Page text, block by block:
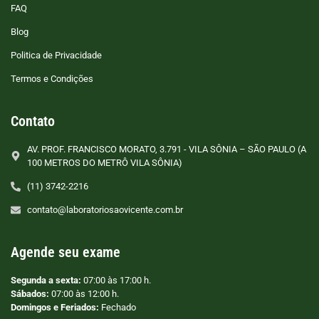
FAQ
Blog
Politica de Privacidade
Termos e Condições
Contato
AV. PROF. FRANCISCO MORATO, 3.791 - VILA SÔNIA – SÃO PAULO (A
100 METROS DO METRÔ VILA SÔNIA)
(11) 3742-2216
contato@laboratoriosaovicente.com.br
Agende seu exame
Segunda a sexta: 07:00 às 17:00 h.
Sábados: 07:00 às 12:00 h.
Domingos e Feriados: Fechado